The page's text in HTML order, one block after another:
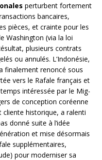
perturbent fortement
bancaires,
pièces, et crainte pour les
Washington (via la loi
plusieurs contrats
ou annulés. L’Indonésie,
finalement renoncé sous
vers le Rafale français et
intéressée par le Mig-
de conception coréenne
cliente historique, a ralenti
donné suite à l’idée
et mise désormais
supplémentaires,
pour moderniser sa